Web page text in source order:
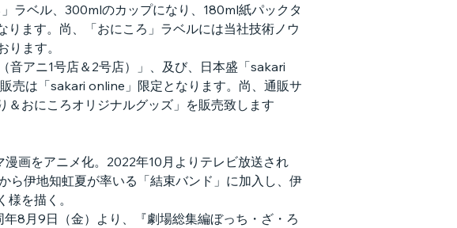
ラベル、300mlのカップになり、180ml紙パックタ
ます。尚、「おにころ」ラベルには当社技術ノウ
ます。
音アニ1号店＆2号店）」、及び、日本盛「sakari
売は「sakari online」限定となります。尚、通販サ
＆おにころオリジナルグッズ」を販売致します
画をアニメ化。2022年10月よりテレビ放送され
ら伊地知虹夏が率いる「結束バンド」に加入し、伊
を描く。
8月9日（金）より、『劇場総集編ぼっち・ざ・ろ